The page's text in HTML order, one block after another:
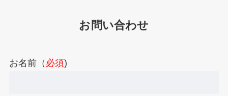
お問い合わせ
お名前（ 必須)